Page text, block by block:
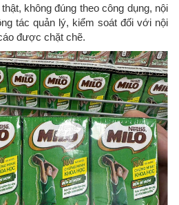
không đúng theo công dụng, nội
tác quản lý, kiểm soát đối với nội
được chặt chẽ.